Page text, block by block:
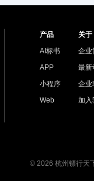
产品
AI标书
APP
小程序
Web
关于
企业
最新
企业
加入
© 2026 杭州镖行天